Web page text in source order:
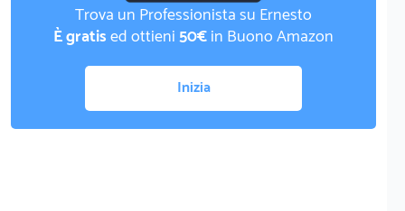
Trova un Professionista su Ernesto
È gratised ottieni50€in Buono Amazon
Inizia